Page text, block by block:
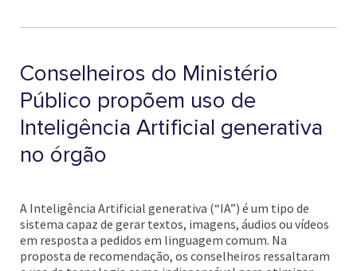
Conselheiros do Ministério
Público propõem uso de
Inteligência Artificial generativa
no órgão
A Inteligência Artificial generativa (“IA”) é um tipo de
sistema capaz de gerar textos, imagens, áudios ou vídeos
em resposta a pedidos em linguagem comum. Na
proposta de recomendação, os conselheiros ressaltaram